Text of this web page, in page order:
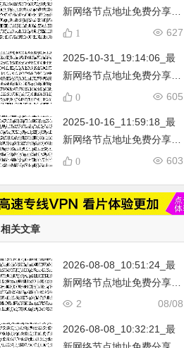
…
新网络节点地址免费分享…
不定期更新…开放免费分享
韩国|新加坡|台湾|马来西亚|
…
627
1
2025-10-31_19:14:06_最
新网络节点地址免费分享…
不定期更新…开放免费分享
韩国|新加坡|台湾|马来西亚|
…
605
0
2025-10-16_11:59:18_最
新网络节点地址免费分享…
不定期更新…开放免费分享
韩国|新加坡|台湾|马来西亚|
…
603
0
相关文章
2026-08-08_10:51:24_最
新网络节点地址免费分享…
不定期更新…开放免费分享
韩国|新加坡|台湾|马来西亚|
08/08
2
2026-08-08_10:32:21_最